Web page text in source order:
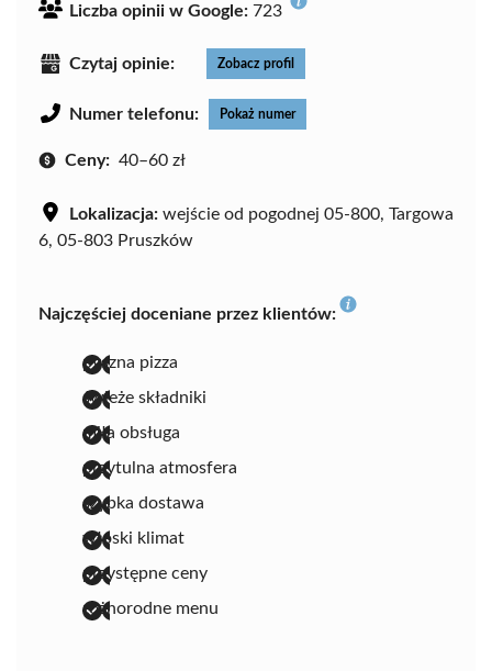
Liczba opinii w Google: 723
Czytaj opinie: Zobacz profil
Numer telefonu: Pokaż numer
Ceny: 40–60 zł
Lokalizacja: wejście od pogodnej 05-800, Targowa
6, 05-803 Pruszków
Najczęściej doceniane przez klientów:
pyszna pizza
świeże składniki
miła obsługa
przytulna atmosfera
szybka dostawa
włoski klimat
przystępne ceny
różnorodne menu